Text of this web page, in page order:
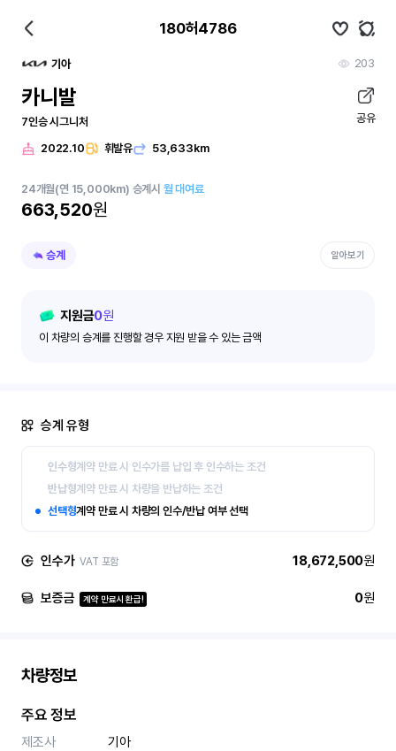
180허4786
기아 203
카니발
7인승 시그니처 공유
2022.10 휘발유 53,633km
24개월(연 15,000km) 승계시 월 대여료
663,520원
승계 알아보기
지원금0원
이 차량의 승계를 진행할 경우 지원 받을 수 있는 금액
승계 유형
인수형계약 만료 시 인수가를 납입 후 인수하는 조건
반납형계약 만료 시 차량을 반납하는 조건
선택형계약 만료 시 차량의 인수/반납 여부 선택
인수가 VAT 포함 18,672,500원
보증금 계약 만료시 환급! 0원
차량정보
주요 정보
제조사
기아